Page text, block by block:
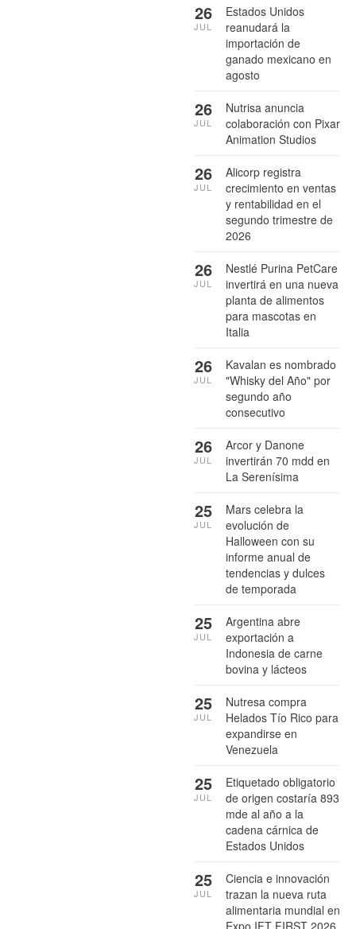
Estados Unidos
reanudará la
importación de
ganado mexicano en
agosto
26
JUL
Nutrisa anuncia
colaboración con Pixar
Animation Studios
26
JUL
Alicorp registra
crecimiento en ventas
y rentabilidad en el
segundo trimestre de
2026
26
JUL
Nestlé Purina PetCare
invertirá en una nueva
planta de alimentos
para mascotas en
Italia
26
JUL
Kavalan es nombrado
"Whisky del Año" por
segundo año
consecutivo
26
JUL
Arcor y Danone
invertirán 70 mdd en
La Serenísima
26
JUL
Mars celebra la
evolución de
Halloween con su
informe anual de
tendencias y dulces
de temporada
25
JUL
Argentina abre
exportación a
Indonesia de carne
bovina y lácteos
25
JUL
Nutresa compra
Helados Tío Rico para
expandirse en
Venezuela
25
JUL
Etiquetado obligatorio
de origen costaría 893
mde al año a la
cadena cárnica de
Estados Unidos
25
JUL
Ciencia e innovación
trazan la nueva ruta
alimentaria mundial en
25
JUL